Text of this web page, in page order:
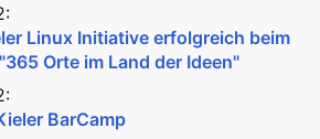
Linux Initiative erfolgreich beim
Orte im Land der Ideen"
BarCamp